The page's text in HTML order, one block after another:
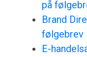
på
Brand
følgebrev
E-